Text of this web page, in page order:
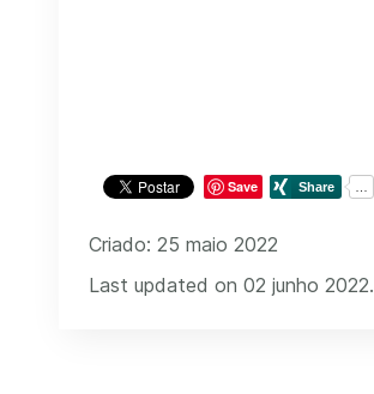
Save
Criado: 25 maio 2022
Last updated on 02 junho 2022.